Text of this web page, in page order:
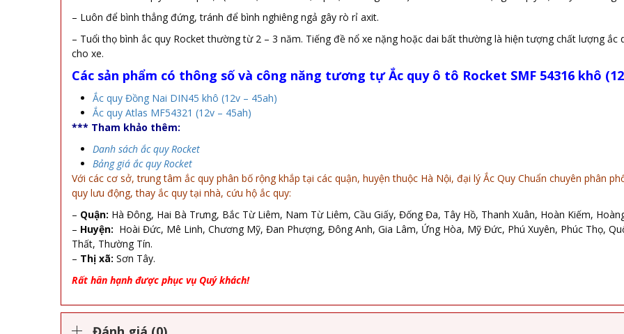
– Luôn để bình thẳng đứng, tránh để bình nghiêng ngả gây rò rỉ axit.
– Tuổi thọ bình ắc quy Rocket thường từ 2 – 3 năm. Tiếng đề nổ xe nặng hoặc dai bất thường là hiện tượng chất lượng ắc
cho xe.
Các sản phẩm có thông số và công năng tương tựẮc quy ô tô Rocket SMF 54316 khô
Ắc quy Đồng Nai DIN45 khô (12v – 45ah)
Ắc quy Atlas MF54321 (12v – 45ah)
*** Tham khảo thêm:
Danh sách ắc quy Rocket
Bảng giá ắc quy Rocket
Với các cơ sở, trung tâm ắc quy phân bố rộng khắp tại các quận, huyện thuộc Hà Nội, đại lý Ắc Quy Chuẩn chuyên phân
quy lưu động, thay ắc quy tại nhà, cứu hộ ắc quy:
– Quận: Hà Đông, Hai Bà Trưng, Bắc Từ Liêm, Nam Từ Liêm, Cầu Giấy, Đống Đa, Tây Hồ, Thanh Xuân, Hoàn Kiếm,
– Huyện: Hoài Đức, Mê Linh, Chương Mỹ, Đan Phượng, Đông Anh, Gia Lâm, Ứng Hòa, Mỹ Đức, Phú Xuyên, Phúc Thọ,
Thất, Thường Tín.
– Thị xã: Sơn Tây.
Rất hân hạnh được phục vụ Quý khách!